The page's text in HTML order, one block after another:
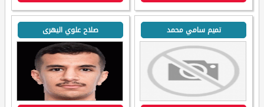
تميم سامي محمد صلاح علوي اليهرى